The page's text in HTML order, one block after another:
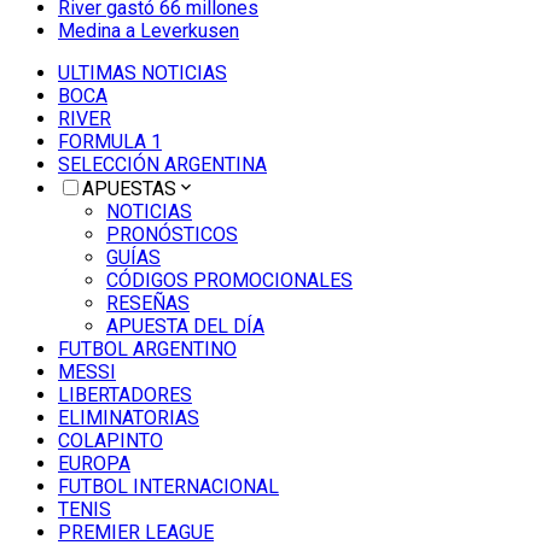
River gastó 66 millones
Medina a Leverkusen
ULTIMAS NOTICIAS
BOCA
RIVER
FORMULA 1
SELECCIÓN ARGENTINA
APUESTAS
NOTICIAS
PRONÓSTICOS
GUÍAS
CÓDIGOS PROMOCIONALES
RESEÑAS
APUESTA DEL DÍA
FUTBOL ARGENTINO
MESSI
LIBERTADORES
ELIMINATORIAS
COLAPINTO
EUROPA
FUTBOL INTERNACIONAL
TENIS
PREMIER LEAGUE